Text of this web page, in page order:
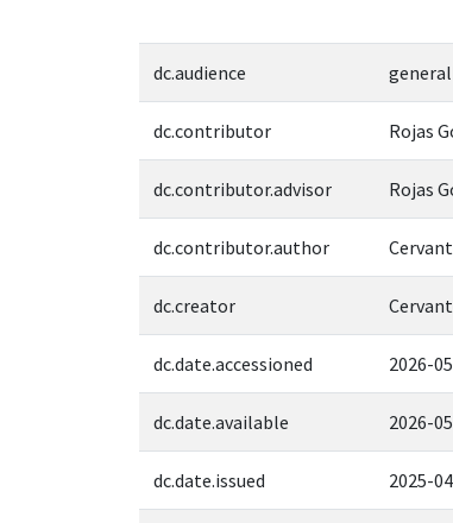
dc.audience
dc.contributor Rojas
dc.contributor.advisor Rojas
dc.contributor.author
dc.creator
dc.date.accessioned 2026-
dc.date.available 2026-
dc.date.issued 2025-04